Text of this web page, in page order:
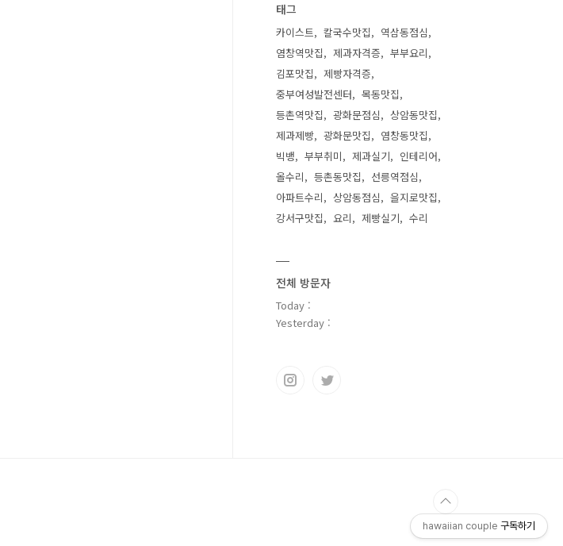
태그
카이스트 칼국수맛집
역삼동점심
염창역맛집
제과자격증
부부요리
김포맛집
제빵자격증
중부여성발전센터
목동맛집
등촌역맛집
광화문점심
상암동맛집
제과제빵
광화문맛집
염창동맛집
빅뱅
부부취미 제과실기
인테리어
올수리
등촌동맛집
선릉역점심
아파트수리
상암동점심
을지로맛집
강서구맛집
요리 제빵실기 수리
전체 방문자
Today :
Yesterday :
hawaiian couple 구독하기